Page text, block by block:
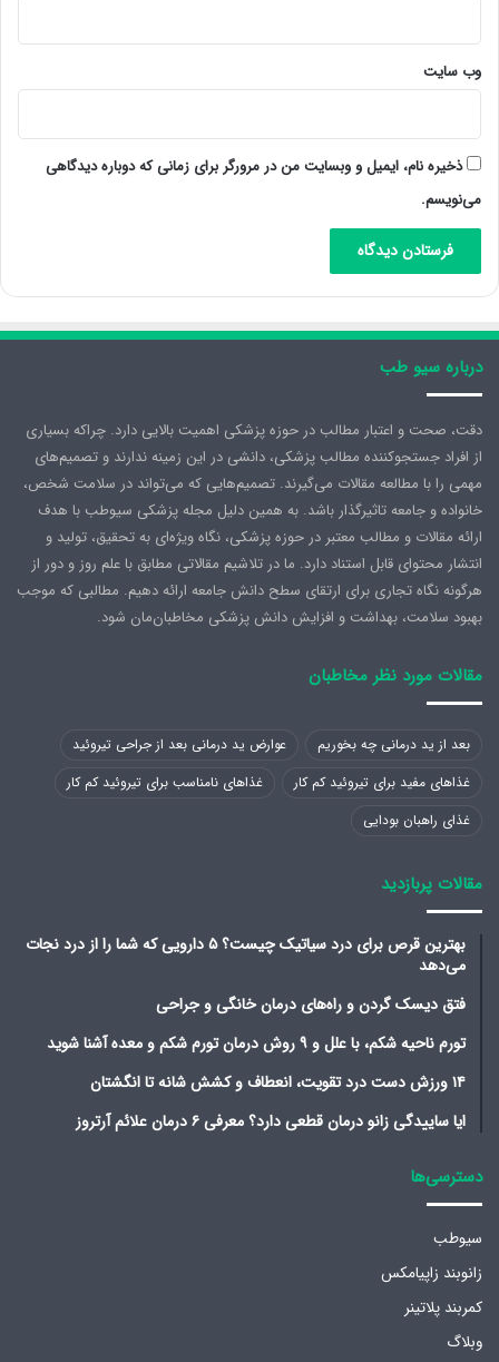
وب‌ سایت
ذخیره نام، ایمیل و وبسایت من در مرورگر برای زمانی که دوباره دیدگاهی
می‌نویسم.
درباره سیو طب
دقت، صحت و اعتبار مطالب در حوزه پزشکی اهمیت بالایی دارد. چراکه بسیاری
از افراد جستجوکننده مطالب پزشکی، دانشی در این زمینه ندارند و تصمیم‌های
مهمی را با مطالعه مقالات می‌گیرند. تصمیم‌هایی که می‌تواند در سلامت شخص،
خانواده و جامعه تاثیرگذار باشد. به همین دلیل مجله پزشکی سیوطب با هدف
ارائه مقالات و مطالب معتبر در حوزه پزشکی، نگاه ویژه‌ای به تحقیق، تولید و
انتشار محتوای قابل استناد دارد. ما در تلاشیم مقالاتی مطابق با علم روز و دور از
هرگونه نگاه تجاری برای ارتقای سطح دانش جامعه ارائه دهیم. مطالبی که موجب
بهبود سلامت، بهداشت و افزایش دانش پزشکی مخاطبان‌مان شود.
مقالات مورد نظر مخاطبان
بعد از ید درمانی چه بخوریم
عوارض ید درمانی بعد از جراحی تیروئید
غذاهای مفید برای تیروئید کم کار
غذاهای نامناسب برای تیروئید کم کار
غذای راهبان بودایی
مقالات پربازدید
بهترین قرص برای درد سیاتیک چیست؟ ۵ دارویی که شما را از درد نجات
می‌دهد
فتق دیسک گردن و راه‌های درمان خانگی و جراحی
تورم ناحیه شکم، با علل و ۹ روش درمان تورم شکم و معده آشنا شوید
۱۴ ورزش دست درد تقویت، انعطاف و کشش شانه تا انگشتان
ایا ساییدگی زانو درمان قطعی دارد؟ معرفی ۶ درمان علائم آرتروز
دسترسی‌ها
سیوطب
زانوبند زاپیامکس
کمربند پلاتینر
وبلاگ